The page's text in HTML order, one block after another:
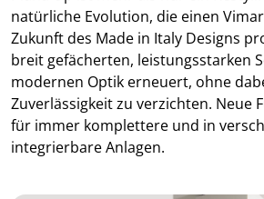
natürliche Evolution, die einen
Zukunft des Made in Italy Designs
breit gefächerten, leistungsstarken
modernen Optik erneuert, ohne
Zuverlässigkeit zu verzichten. Neue
für immer komplettere und in
integrierbare Anlagen.